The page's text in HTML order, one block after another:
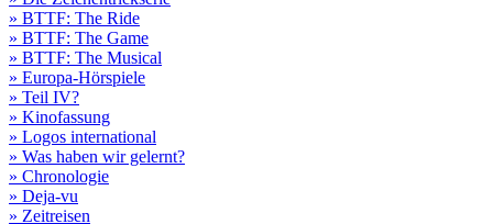
» BTTF: The Ride
» BTTF: The Game
» BTTF: The Musical
» Europa-Hörspiele
» Teil IV?
» Kinofassung
» Logos international
» Was haben wir gelernt?
» Chronologie
» Deja-vu
» Zeitreisen